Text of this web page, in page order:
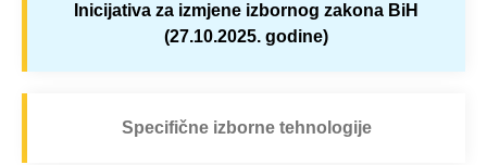
Inicijativa za izmjene izbornog zakona BiH
(27.10.2025. godine)
Specifične izborne tehnologije